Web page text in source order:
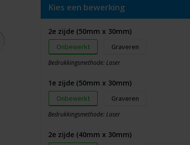
Kies een bewerking
2e zijde (50mm x 30mm)
Onbewerkt Graveren
Bedrukkingsmethode: Laser
1e zijde (50mm x 30mm)
Onbewerkt Graveren
Bedrukkingsmethode: Laser
2e zijde (40mm x 30mm)